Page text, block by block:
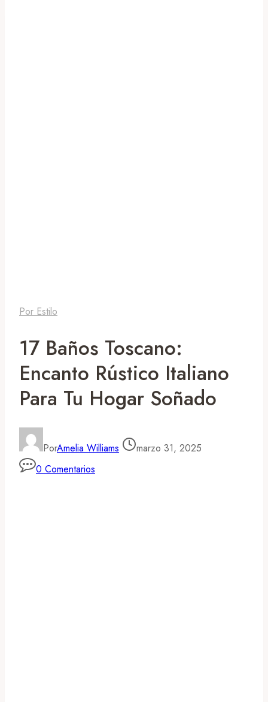
Por Estilo
17 Baños Toscano:
Encanto Rústico Italiano
Para Tu Hogar Soñado
PorAmelia Williams
marzo 31, 2025
0 Comentarios